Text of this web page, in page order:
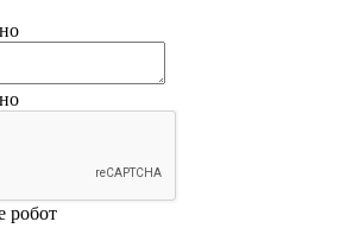
робот